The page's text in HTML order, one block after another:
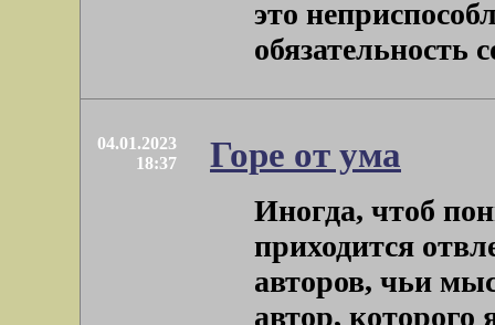
это
обязательность
04.01.2023
18:37
Горе от ума
Иногда, чтоб
приходится
авторов, чьи
автор,